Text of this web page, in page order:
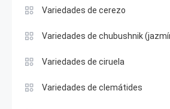
Variedades de cerezo
Variedades de chubushnik
Variedades de ciruela
Variedades de clemátides